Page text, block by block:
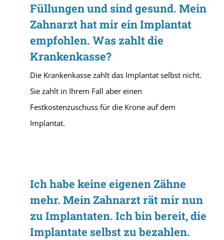
Füllungen und sind gesund. Mein
Zahnarzt hat mir ein Implantat
empfohlen. Was zahlt die
Krankenkasse?
Die Krankenkasse zahlt das Implantat selbst nicht.
Sie zahlt in Ihrem Fall aber einen
Festkostenzuschuss für die Krone auf dem
Implantat.
Ich habe keine eigenen Zähne
mehr. Mein Zahnarzt rät mir nun
zu Implantaten. Ich bin bereit, die
Implantate selbst zu bezahlen.